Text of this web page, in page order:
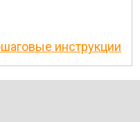
инструкции